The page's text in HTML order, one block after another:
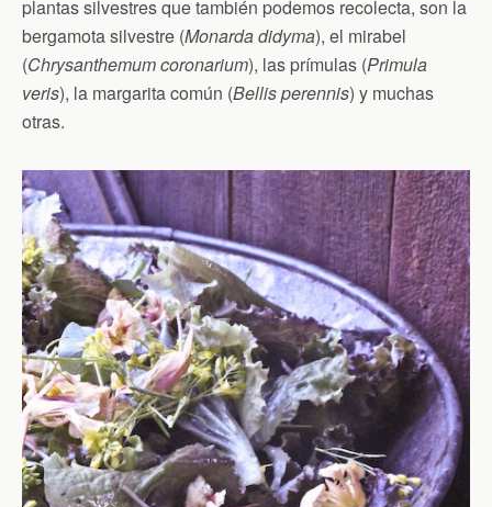
plantas silvestres que también podemos recolecta, son la
bergamota silvestre (Monarda didyma), el mirabel
(Chrysanthemum coronarium), las prímulas (Primula
veris), la margarita común (Bellis perennis) y muchas
otras.